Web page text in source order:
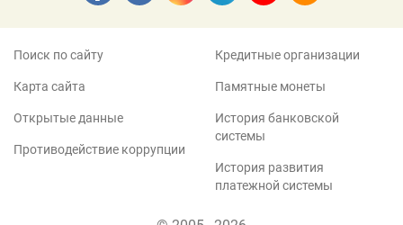
Поиск по сайту
Карта сайта
Открытые данные
Противодействие коррупции
Кредитные организации
Памятные монеты
История банковской
системы
История развития
платежной системы